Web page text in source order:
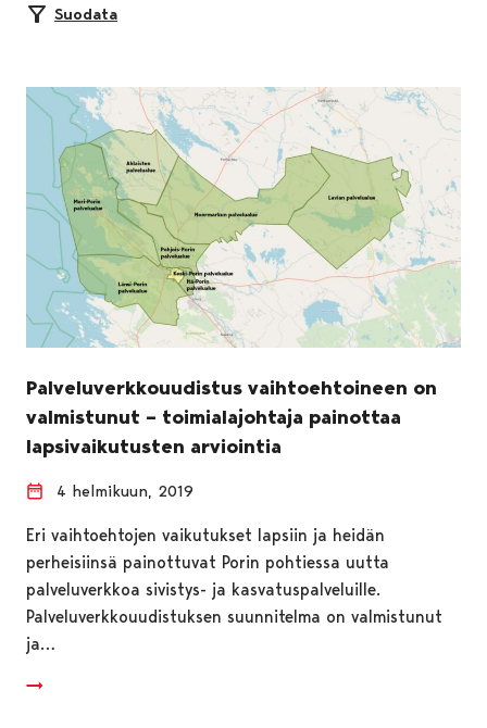
Suodata
Palveluverkkouudistus vaihtoehtoineen on
valmistunut – toimialajohtaja painottaa
lapsivaikutusten arviointia
4 helmikuun, 2019
Eri vaihtoehtojen vaikutukset lapsiin ja heidän
perheisiinsä painottuvat Porin pohtiessa uutta
palveluverkkoa sivistys- ja kasvatuspalveluille.
Palveluverkkouudistuksen suunnitelma on valmistunut
ja…